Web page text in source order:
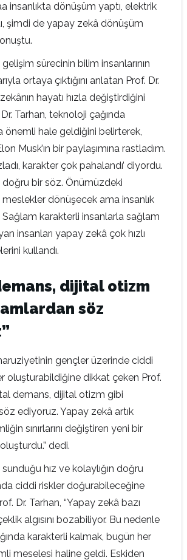
insanlıkta dönüşüm yaptı, elektrik
şimdi de yapay zekâ dönüşüm
sürecinin bilim insanlarının
ortaya çıktığını anlatan Prof. Dr.
hayatı hızla değiştirdiğini
Tarhan, teknoloji çağında
önemli hale geldiğini belirterek,
Musk’ın bir paylaşımına rastladım.
karakter çok pahalandı’ diyordu.
bir söz. Önümüzdeki
dönüşecek ama insanlık
karakterli insanlarla sağlam
insanları yapay zekâ çok hızlı
kullandı.
dijital otizm
söz
gençler üzerinde ciddi
oluşturabildiğine dikkat çeken Prof.
demans, dijital otizm gibi
ediyoruz. Yapay zekâ artık
sınırlarını değiştiren yeni bir
dedi.
hız ve kolaylığın doğru
ciddi riskler doğurabileceğine
Dr. Tarhan, “Yapay zekâ bazı
algısını bozabiliyor. Bu nedenle
karakterli kalmak, bugün her
meselesi haline geldi. Eskiden